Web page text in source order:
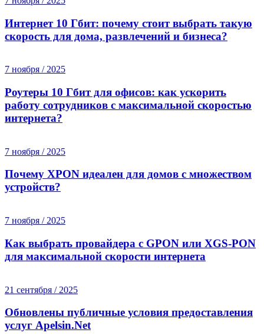
Интернет 10 Гбит: почему стоит выбрать такую
скорость для дома, развлечений и бизнеса?
7 ноября / 2025
Роутеры 10 Гбит для офисов: как ускорить
работу сотрудников с максимальной скоростью
интернета?
7 ноября / 2025
Почему XPON идеален для домов с множеством
устройств?
7 ноября / 2025
Как выбрать провайдера с GPON или XGS-PON
для максимальной скорости интернета
21 сентября / 2025
Обновлены публичные условия предоставления
услуг Apelsin.Net